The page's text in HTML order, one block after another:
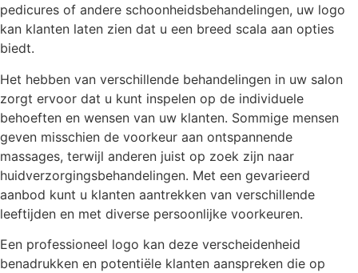
pedicures of andere schoonheidsbehandelingen, uw logo
kan klanten laten zien dat u een breed scala aan opties
biedt.
Het hebben van verschillende behandelingen in uw salon
zorgt ervoor dat u kunt inspelen op de individuele
behoeften en wensen van uw klanten. Sommige mensen
geven misschien de voorkeur aan ontspannende
massages, terwijl anderen juist op zoek zijn naar
huidverzorgingsbehandelingen. Met een gevarieerd
aanbod kunt u klanten aantrekken van verschillende
leeftijden en met diverse persoonlijke voorkeuren.
Een professioneel logo kan deze verscheidenheid
benadrukken en potentiële klanten aanspreken die op